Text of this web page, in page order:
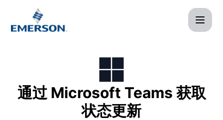
通过 Microsoft Teams 获取
状态更新